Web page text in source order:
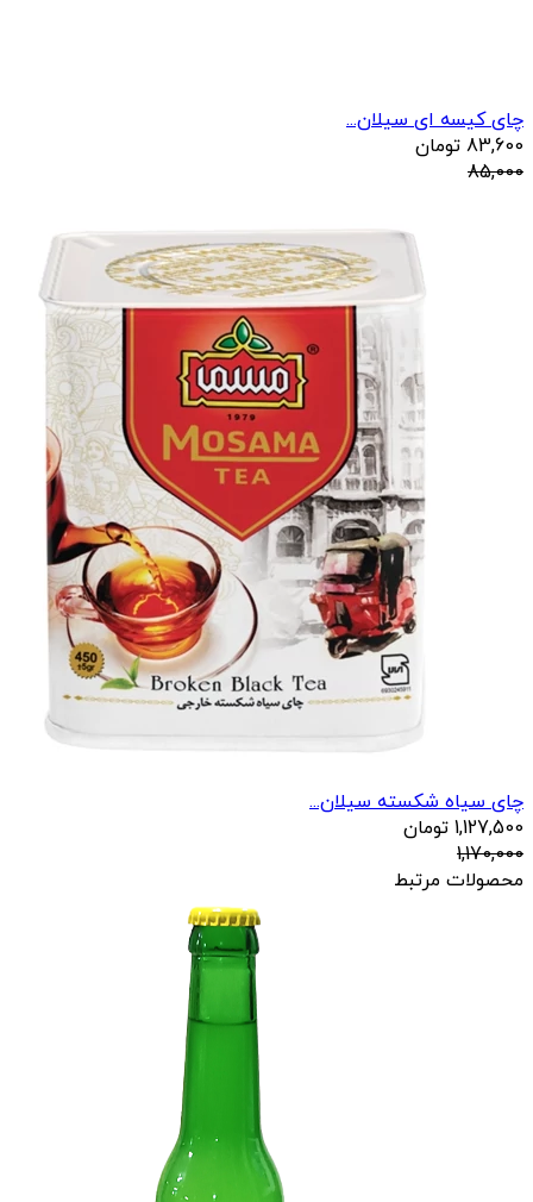
چای کیسه ای سیلان...
83,600 تومان
85,000
چای سیاه شکسته سیلان...
1,127,500 تومان
1,170,000
محصولات مرتبط